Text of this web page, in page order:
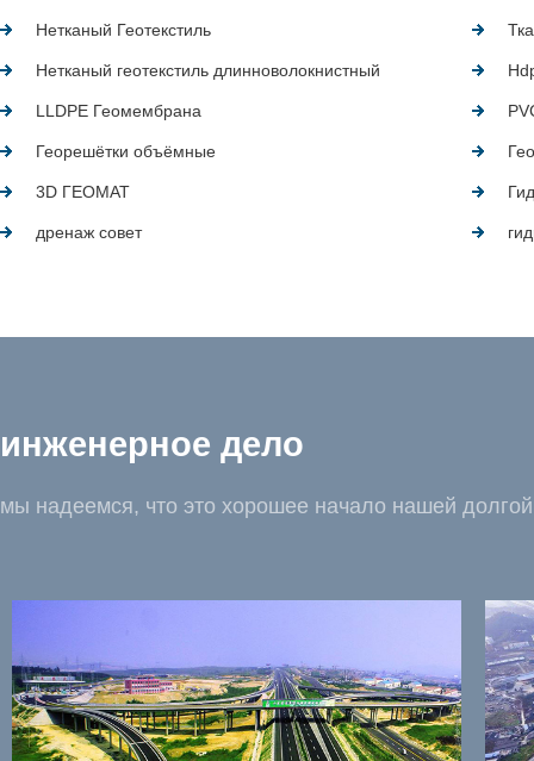
Нетканый Геотекстиль
Нетканый геотекстиль длинноволокнистный
LLDPE Геомембрана
Георешётки объёмные
3D ГЕОМАТ
дренаж совет
инженерное дело
мы надеемся, что это хорошее начало нашей